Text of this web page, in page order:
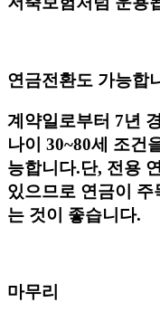
연금전환도 가능합
계약일로부터 7년
나이 30~80세 조건
능합니다.단, 전용
있으므로 연금이 주
는 것이 좋습니다.
​​마무리